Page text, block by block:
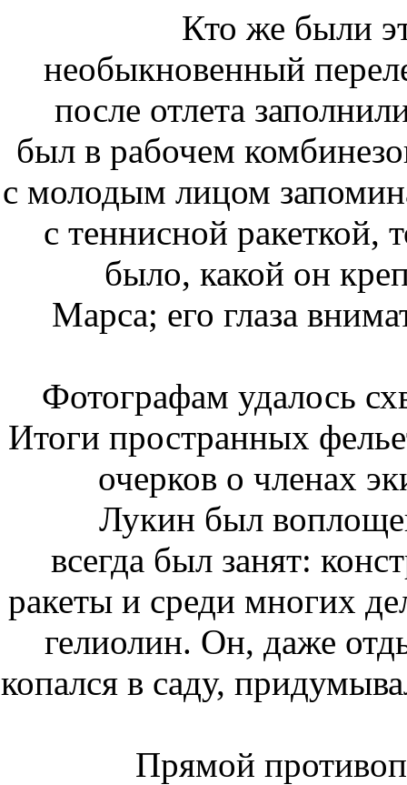
Кто же были
необыкновенный
после отлета
был в рабочем
с молодым лицом
с теннисной ракеткой,
было, какой он
Марса; его глаза
Фотографам удалось
Итоги пространных
очерков о членах
Лукин был
всегда был занят:
ракеты и среди многих
гелиолин. Он, даже
копался в саду,
Прямой